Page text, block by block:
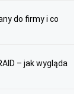
do firmy i co
– jak wygląda